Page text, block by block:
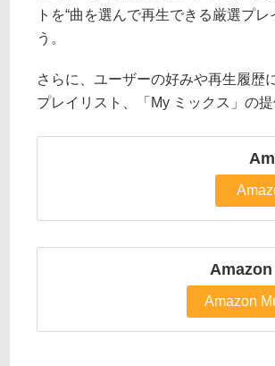
トを“曲を選んで再生できる厳選プ
う。
さらに、ユーザーの好みや再生履歴
プレイリスト、「My ミックス」の提
Amazon